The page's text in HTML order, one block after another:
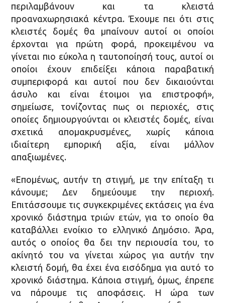
περιλαμβάνουν και τα κλειστά
προαναχωρησιακά κέντρα. Έχουμε πει ότι στις
κλειστές δομές θα μπαίνουν αυτοί οι οποίοι
έρχονται για πρώτη φορά, προκειμένου να
γίνεται πιο εύκολα η ταυτοποίησή τους, αυτοί οι
οποίοι έχουν επιδείξει κάποια παραβατική
συμπεριφορά και αυτοί που δεν δικαιούνται
άσυλο και είναι έτοιμοι για επιστροφή»,
σημείωσε, τονίζοντας πως οι περιοχές, στις
οποίες δημιουργούνται οι κλειστές δομές, είναι
σχετικά απομακρυσμένες, χωρίς κάποια
ιδιαίτερη εμπορική αξία, είναι μάλλον
απαξιωμένες.
«Επομένως, αυτήν τη στιγμή, με την επίταξη τι
κάνουμε; Δεν δημεύουμε την περιοχή.
Επιτάσσουμε τις συγκεκριμένες εκτάσεις για ένα
χρονικό διάστημα τριών ετών, για το οποίο θα
καταβάλλει ενοίκιο το ελληνικό Δημόσιο. Άρα,
αυτός ο οποίος θα δει την περιουσία του, το
ακίνητό του να γίνεται χώρος για αυτήν την
κλειστή δομή, θα έχει ένα εισόδημα για αυτό το
χρονικό διάστημα. Κάποια στιγμή, όμως, έπρεπε
να πάρουμε τις αποφάσεις. Η ώρα των